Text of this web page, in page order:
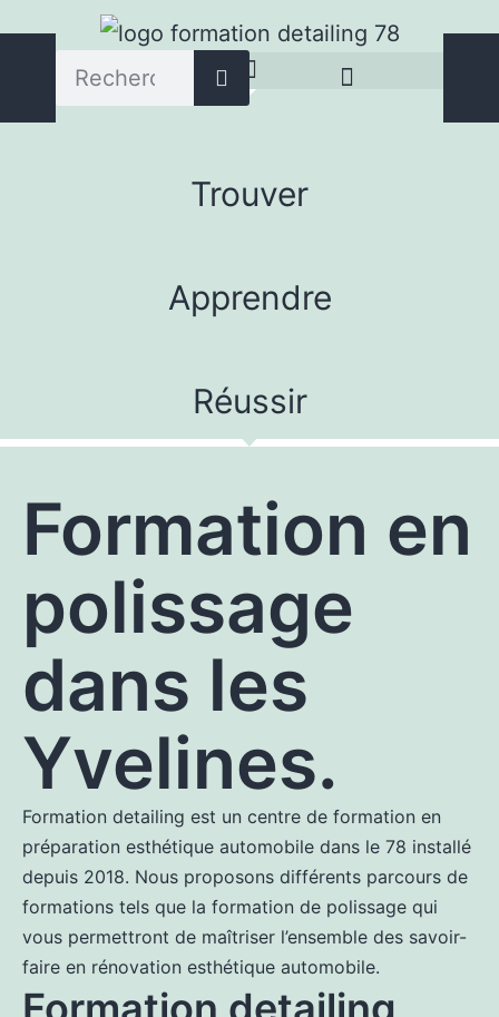
Trouver
Apprendre
Réussir
Formation en
polissage
dans les
Yvelines.
Formation detailing est un centre de formation en
préparation esthétique automobile dans le 78 installé
depuis 2018. Nous proposons différents parcours de
formations tels que la formation de polissage qui
vous permettront de maîtriser l’ensemble des savoir-
faire en rénovation esthétique automobile.